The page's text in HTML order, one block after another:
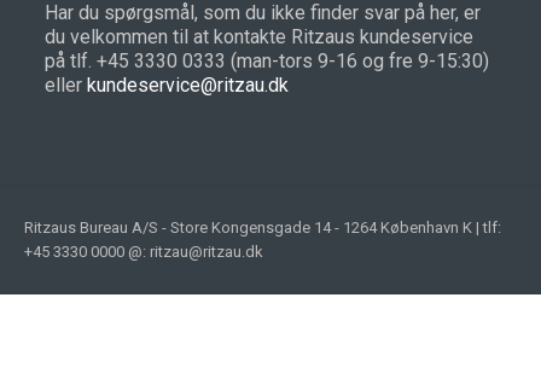
Har du spørgsmål, som du ikke finder svar på her, er
du velkommen til at kontakte Ritzaus kundeservice
på tlf. +45 3330 0333 (man-tors 9-16 og fre 9-15:30)
eller kundeservice@ritzau.dk
Ritzaus Bureau A/S - Store Kongensgade 14 - 1264 København K | tlf:
+45 3330 0000 @: ritzau@ritzau.dk